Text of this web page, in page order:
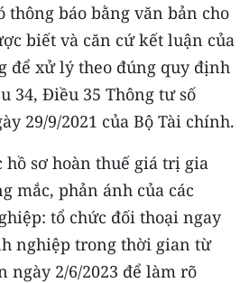
Chí Minh
thông báo bằng văn bản cho
biết và căn cứ kết luận của
để xử lý theo đúng quy định
34, Điều 35 Thông tư số
29/9/2021 của Bộ Tài chính.
sơ hoàn thuế giá trị gia
mắc, phản ánh của các
tổ chức đối thoại ngay
nghiệp trong thời gian từ
ngày 2/6/2023 để làm rõ